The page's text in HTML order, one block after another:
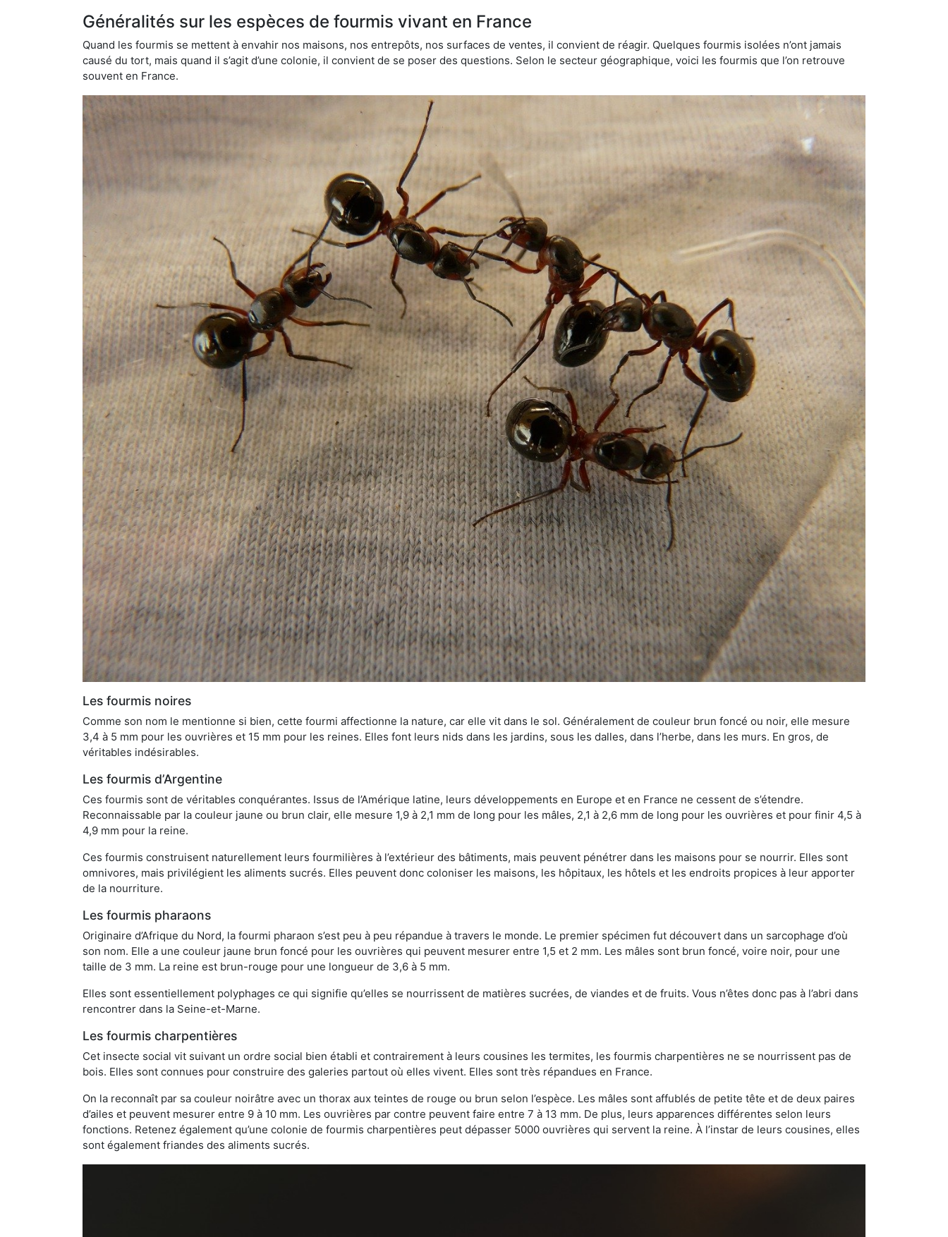
Généralités sur les espèces de fourmis vivant en France
Quand les fourmis se mettent à envahir nos maisons, nos entrepôts, nos surfaces de ventes, il convient de réagir. Quelques fourmis isolées n’ont jamais
causé du tort, mais quand il s’agit d’une colonie, il convient de se poser des questions. Selon le secteur géographique, voici les fourmis que l’on retrouve
souvent en France.
Les fourmis noires
Comme son nom le mentionne si bien, cette fourmi affectionne la nature, car elle vit dans le sol. Généralement de couleur brun foncé ou noir, elle mesure
3,4 à 5 mm pour les ouvrières et 15 mm pour les reines. Elles font leurs nids dans les jardins, sous les dalles, dans l’herbe, dans les murs. En gros, de
véritables indésirables.
Les fourmis d’Argentine
Ces fourmis sont de véritables conquérantes. Issus de l’Amérique latine, leurs développements en Europe et en France ne cessent de s’étendre.
Reconnaissable par la couleur jaune ou brun clair, elle mesure 1,9 à 2,1 mm de long pour les mâles, 2,1 à 2,6 mm de long pour les ouvrières et pour finir 4,5 à
4,9 mm pour la reine.
Ces fourmis construisent naturellement leurs fourmilières à l’extérieur des bâtiments, mais peuvent pénétrer dans les maisons pour se nourrir. Elles sont
omnivores, mais privilégient les aliments sucrés. Elles peuvent donc coloniser les maisons, les hôpitaux, les hôtels et les endroits propices à leur apporter
de la nourriture.
Les fourmis pharaons
Originaire d’Afrique du Nord, la fourmi pharaon s’est peu à peu répandue à travers le monde. Le premier spécimen fut découvert dans un sarcophage d’où
son nom. Elle a une couleur jaune brun foncé pour les ouvrières qui peuvent mesurer entre 1,5 et 2 mm. Les mâles sont brun foncé, voire noir, pour une
taille de 3 mm. La reine est brun-rouge pour une longueur de 3,6 à 5 mm.
Elles sont essentiellement polyphages ce qui signifie qu’elles se nourrissent de matières sucrées, de viandes et de fruits. Vous n’êtes donc pas à l’abri dans
rencontrer dans la Seine-et-Marne.
Les fourmis charpentières
Cet insecte social vit suivant un ordre social bien établi et contrairement à leurs cousines les termites, les fourmis charpentières ne se nourrissent pas de
bois. Elles sont connues pour construire des galeries partout où elles vivent. Elles sont très répandues en France.
On la reconnaît par sa couleur noirâtre avec un thorax aux teintes de rouge ou brun selon l’espèce. Les mâles sont affublés de petite tête et de deux paires
d’ailes et peuvent mesurer entre 9 à 10 mm. Les ouvrières par contre peuvent faire entre 7 à 13 mm. De plus, leurs apparences différentes selon leurs
fonctions. Retenez également qu’une colonie de fourmis charpentières peut dépasser 5000 ouvrières qui servent la reine. À l’instar de leurs cousines, elles
sont également friandes des aliments sucrés.